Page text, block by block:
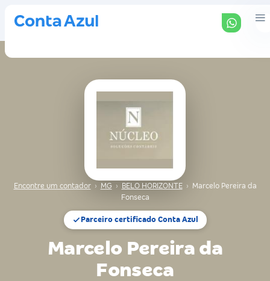
Encontre um contador › MG › BELO HORIZONTE ›
Marcelo Pereira da
Fonseca
Parceiro certificado Conta Azul
Marcelo Pereira da
Fonseca